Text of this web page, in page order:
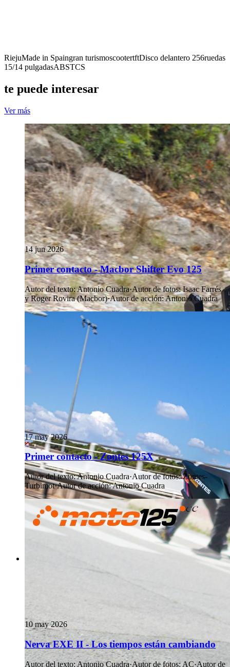
RiejuMade in Spaingran turismoscootertftDisco delantero 256ruedas
15/14 pulgadasABSTCS
te puede interesar
Ver más
14 jun 2026
Primer contacto - Macbor Shifter Evo 125
Autor del texto:Antonio Cuadra·Autor de fotos: Isaac Farrés
y Roger Rovira (Macbor)·Autor de acción:Antonio Cuadra
17 may 2026
Primer contacto - Zontes 125X
Autor del texto:Antonio Cuadra·Autor de fotos: Zontes-
Turbimot·Autor de acción:Antonio Cuadra
10 may 2026
Nerva EXE II - Los tiempos están cambiando
Autor del texto: Antonio Cuadra·Autor de fotos: AC·Autor de